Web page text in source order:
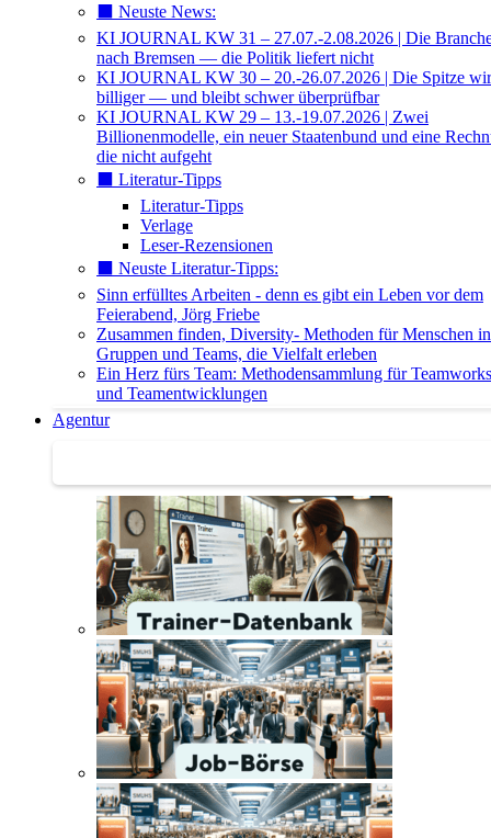
⬛️ Neuste News:
KI JOURNAL KW 31 – 27.07.-2.08.2026 | Die
nach Bremsen — die Politik liefert nicht
KI JOURNAL KW 30 – 20.-26.07.2026 | Die Spitze
billiger — und bleibt schwer überprüfbar
KI JOURNAL KW 29 – 13.-19.07.2026 | Zwei
Billionenmodelle, ein neuer Staatenbund und eine
die nicht aufgeht
⬛️ Literatur-Tipps
Literatur-Tipps
Verlage
Leser-Rezensionen
⬛️ Neuste Literatur-Tipps:
Sinn erfülltes Arbeiten - denn es gibt ein Leben vor dem
Feierabend, Jörg Friebe
Zusammen finden, Diversity- Methoden für Menschen in
Gruppen und Teams, die Vielfalt erleben
Ein Herz fürs Team: Methodensammlung für
und Teamentwicklungen
Agentur